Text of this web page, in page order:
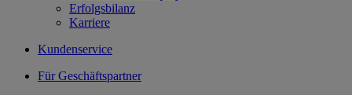
Erfolgsbilanz
Karriere
Kundenservice
Für Geschäftspartner